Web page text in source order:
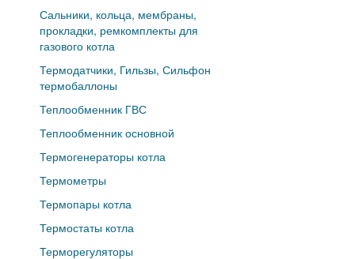
Сальники, кольца, мембраны,
прокладки, ремкомплекты для
газового котла
Термодатчики, Гильзы, Сильфон
термобаллоны
Теплообменник ГВС
Теплообменник основной
Термогенераторы котла
Термометры
Термопары котла
Термостаты котла
Терморегуляторы